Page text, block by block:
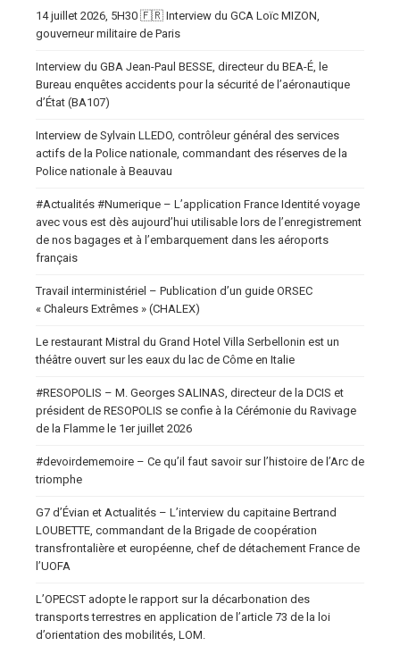
14 juillet 2026, 5H30 🇫🇷 Interview du GCA Loïc MIZON,
gouverneur militaire de Paris
Interview du GBA Jean-Paul BESSE, directeur du BEA-É, le
Bureau enquêtes accidents pour la sécurité de l’aéronautique
d’État (BA107)
Interview de Sylvain LLEDO, contrôleur général des services
actifs de la Police nationale, commandant des réserves de la
Police nationale à Beauvau
#Actualités #Numerique – L’application France Identité voyage
avec vous est dès aujourd’hui utilisable lors de l’enregistrement
de nos bagages et à l’embarquement dans les aéroports
français
Travail interministériel – Publication d’un guide ORSEC
« Chaleurs Extrêmes » (CHALEX)
Le restaurant Mistral du Grand Hotel Villa Serbellonin est un
théâtre ouvert sur les eaux du lac de Côme en Italie
#RESOPOLIS – M. Georges SALINAS, directeur de la DCIS et
président de RESOPOLIS se confie à la Cérémonie du Ravivage
de la Flamme le 1er juillet 2026
#devoirdememoire – Ce qu’il faut savoir sur l’histoire de l’Arc de
triomphe
G7 d’Évian et Actualités – L’interview du capitaine Bertrand
LOUBETTE, commandant de la Brigade de coopération
transfrontalière et européenne, chef de détachement France de
l’UOFA
L’OPECST adopte le rapport sur la décarbonation des
transports terrestres en application de l’article 73 de la loi
d’orientation des mobilités, LOM.